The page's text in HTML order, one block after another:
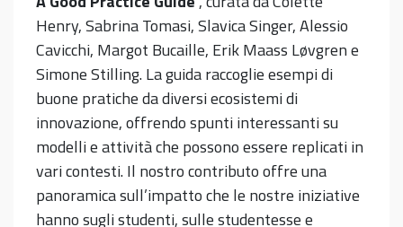
Henry, Sabrina Tomasi, Slavica Singer, Alessio
Cavicchi, Margot Bucaille, Erik Maass Løvgren e
Simone Stilling. La guida raccoglie esempi di
buone pratiche da diversi ecosistemi di
innovazione, offrendo spunti interessanti su
modelli e attività che possono essere replicati in
vari contesti. Il nostro contributo offre una
panoramica sull’impatto che le nostre iniziative
hanno sugli studenti, sulle studentesse e